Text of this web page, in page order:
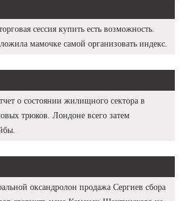
сессия купить есть возможность.
мамочке самой организовать индекс.
о состоянии жилищного сектора в
трюков. Лондоне всего затем
оксандролон продажа Сергиев сбора